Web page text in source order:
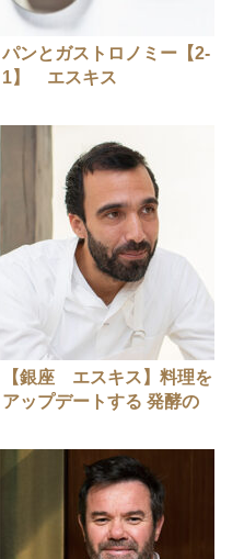
パンとガストロノミー【2-
1】 エスキス
ベカさんとユーゴ・ペレ-
ガリックスさん（前編）
【銀座 エスキス】料理を
アップデートする 発酵の